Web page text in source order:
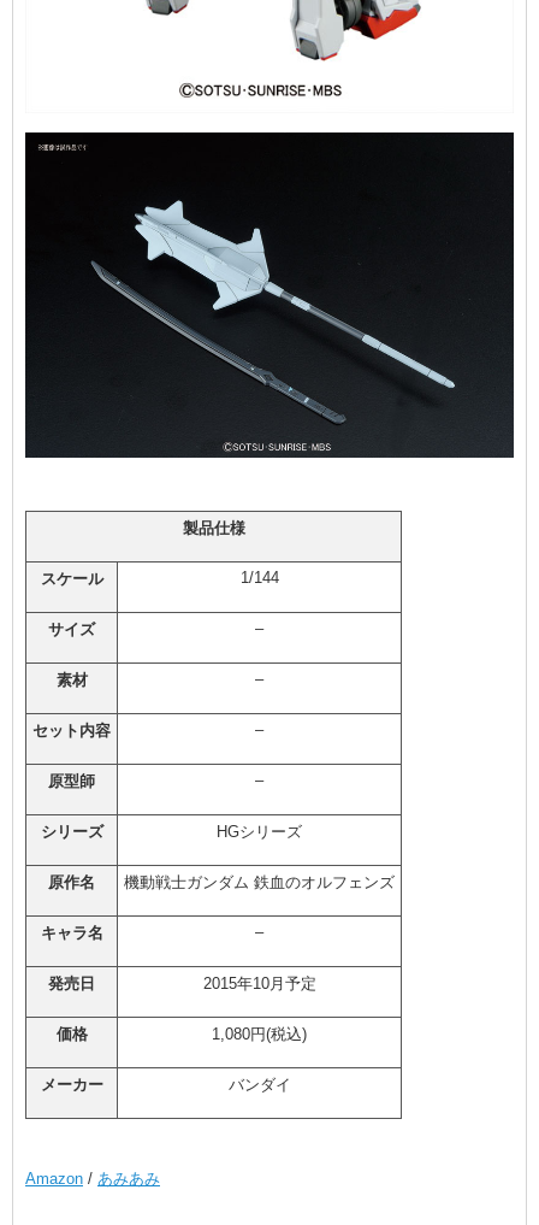
製品仕様
スケール 1/144
サイズ –
素材 –
セット内容 –
原型師 –
シリーズ HGシリーズ
原作名 機動戦士ガンダム 鉄血のオルフェンズ
キャラ名 –
発売日 2015年10月予定
価格 1,080円(税込)
メーカー バンダイ
Amazon / あみあみ